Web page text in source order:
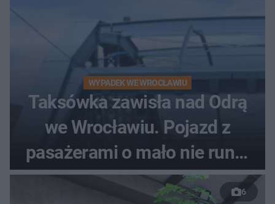
WYPADEK WE WROCŁAWIU
Taksówka zawisła nad Odrą
we Wrocławiu. Pojazd z
pasażerami o mało nie runął
do rzeki
6